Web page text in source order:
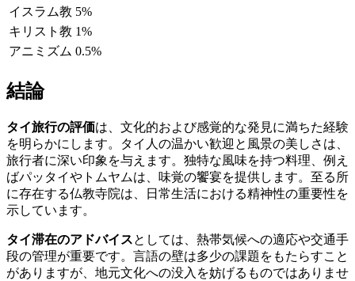
イスラム教 5%
キリスト教 1%
アニミズム 0.5%
結論
タイ旅行の評価は、文化的および感覚的な発見に満ちた経験
を明らかにします。タイ人の温かい歓迎と風景の美しさは、
旅行者に深い印象を与えます。独特な風味を持つ料理、例え
ばパッタイやトムヤムは、味覚の饗宴を提供します。至る所
に存在する仏教寺院は、日常生活における精神性の重要性を
示しています。
タイ滞在のアドバイスとしては、熱帯気候への適応や交通手
段の管理が重要です。言語の壁は多少の課題をもたらすこと
がありますが、地元文化への没入を妨げるものではありませ